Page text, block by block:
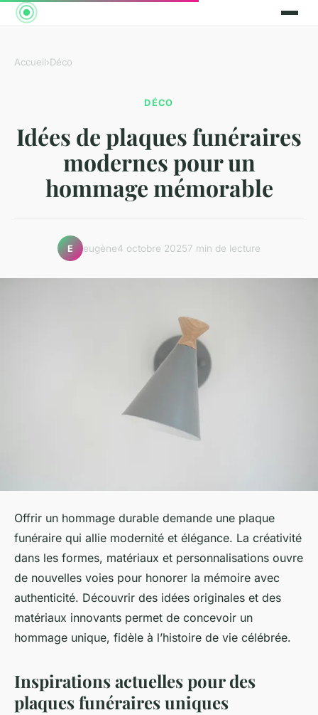
Accueil›Déco
DÉCO
Idées de plaques funéraires
modernes pour un
hommage mémorable
E eugène4 octobre 20257 min de lecture
Offrir un hommage durable demande une plaque
funéraire qui allie modernité et élégance. La créativité
dans les formes, matériaux et personnalisations ouvre
de nouvelles voies pour honorer la mémoire avec
authenticité. Découvrir des idées originales et des
matériaux innovants permet de concevoir un
hommage unique, fidèle à l’histoire de vie célébrée.
Inspirations actuelles pour des
plaques funéraires uniques